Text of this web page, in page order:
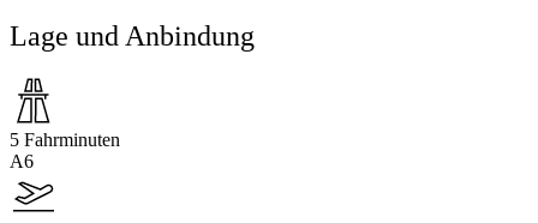
Lage und Anbindung
5 Fahrminuten
A6